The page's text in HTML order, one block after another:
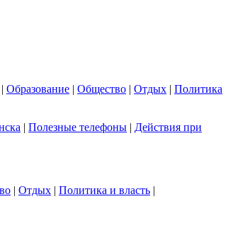
| Образование | Общество | Отдых | Политика
| Полезные телефоны | Действия при
| Отдых | Политика и власть |